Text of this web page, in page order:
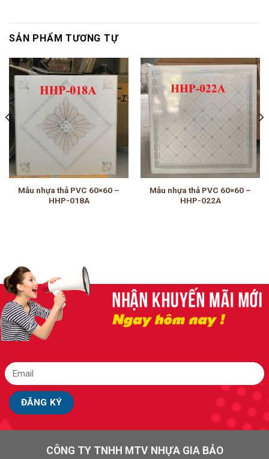
SẢN PHẨM TƯƠNG TỰ
Mẫu nhựa thả PVC 60×60 –
HHP-018A
Mẫu nhựa thả PVC 60×60 –
HHP-022A
CÔNG TY TNHH MTV NHỰA GIA BẢO